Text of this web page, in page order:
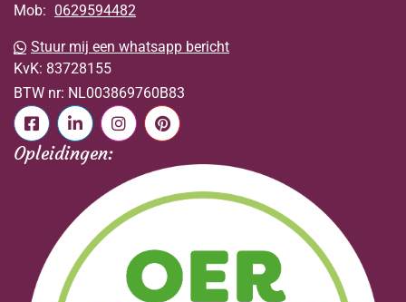
Mob: 0629594482
Stuur mij een whatsapp bericht
KvK: 83728155
BTW nr: NL003869760B83
Opleidingen: